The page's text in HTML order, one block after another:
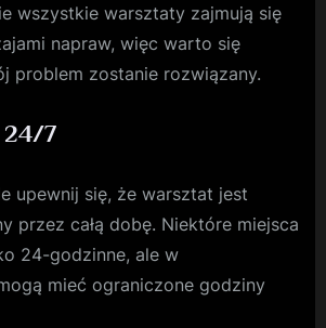
wszystkie warsztaty zajmują się
napraw, więc warto się
problem zostanie rozwiązany.
24/7
upewnij się, że warsztat jest
przez całą dobę. Niektóre miejsca
24-godzinne, ale w
mieć ograniczone godziny